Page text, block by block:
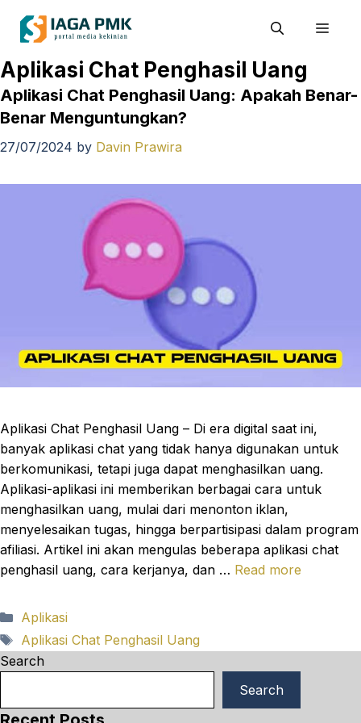
Aplikasi Chat Penghasil Uang
Aplikasi Chat Penghasil Uang: Apakah Benar-
Benar Menguntungkan?
27/07/2024 by Davin Prawira
Aplikasi Chat Penghasil Uang – Di era digital saat ini,
banyak aplikasi chat yang tidak hanya digunakan untuk
berkomunikasi, tetapi juga dapat menghasilkan uang.
Aplikasi-aplikasi ini memberikan berbagai cara untuk
menghasilkan uang, mulai dari menonton iklan,
menyelesaikan tugas, hingga berpartisipasi dalam program
afiliasi. Artikel ini akan mengulas beberapa aplikasi chat
penghasil uang, cara kerjanya, dan … Read more
Categories
Aplikasi
Tags
Aplikasi Chat Penghasil Uang
Search
Search